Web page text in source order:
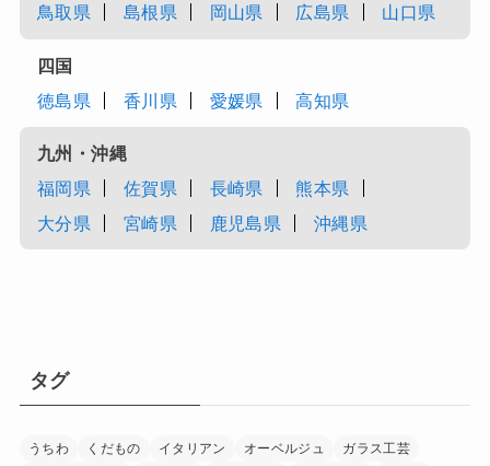
鳥取県
島根県 岡山県 広島県 山口県
四国
徳島県
香川県 愛媛県 高知県
九州・沖縄
福岡県
佐賀県 長崎県
熊本県
大分県
宮崎県 鹿児島県 沖縄県
タグ
うちわ くだもの イタリアン オーベルジュ
ガラス工芸